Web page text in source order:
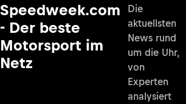
Speedweek.com
- Der beste
Motorsport im
Netz
Die
aktuellsten
News rund
um die Uhr,
von
Experten
analysiert